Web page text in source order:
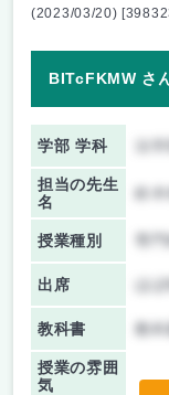
(2023/03/20)
BITcFKMW さ
学部 学科
担当の先生
名
授業種別
出席 ほ
教科書 教
授業の雰囲
気